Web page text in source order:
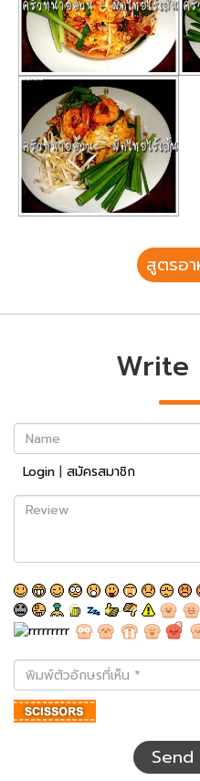
สูตรอ
Write
Name
Login | สมัครสมาชิก
Review
พิมพ์
ตัว
อักษร
ที่
Send